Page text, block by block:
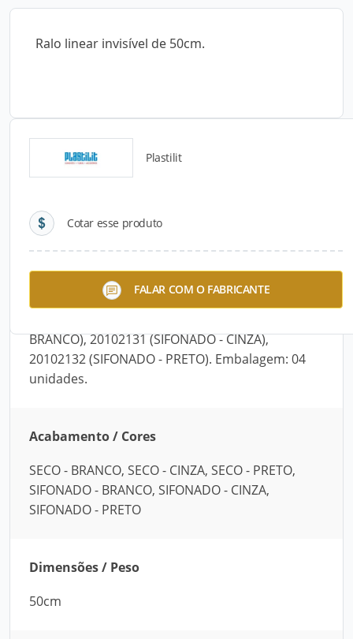
Ralo linear invisível de 50cm.
Plastilit
Cotar esse produto
FALAR COM O FABRICANTE
Detalhes do produto
Descrição do Produto
Ralo linear invisível de 50cm. Códigos: 20102125
(SECO - BRANCO), 20102127 (SECO - CINZA),
BRANCO), 20102131 (SIFONADO - CINZA),
20102132 (SIFONADO - PRETO). Embalagem: 04
unidades.
Acabamento / Cores
SECO - BRANCO, SECO - CINZA, SECO - PRETO,
SIFONADO - BRANCO, SIFONADO - CINZA,
SIFONADO - PRETO
Dimensões / Peso
50cm